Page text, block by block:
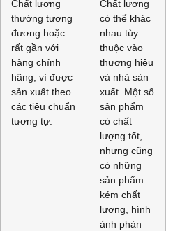
Chất lượng
thường tương
đương hoặc
rất gần với
hàng chính
hãng, vì được
sản xuất theo
các tiêu chuẩn
tương tự.
Chất lượng
có thể khác
nhau tùy
thuộc vào
thương hiệu
và nhà sản
xuất. Một số
sản phẩm
có chất
lượng tốt,
nhưng cũng
có những
sản phẩm
kém chất
lượng, hình
ảnh phản